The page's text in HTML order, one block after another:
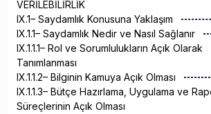
VERİLEBİLİRLİK
IX.1– Saydamlık Konusuna Yaklaşım
IX.1.1– Saydamlık Nedir ve Nasıl Sağlanır
IX.1.1.1– Rol ve Sorumlulukların Açık Olarak
Tanımlanması
IX.1.1.2– Bilginin Kamuya Açık Olması
IX.1.1.3– Bütçe Hazırlama, Uygulama ve
Süreçlerinin Açık Olması